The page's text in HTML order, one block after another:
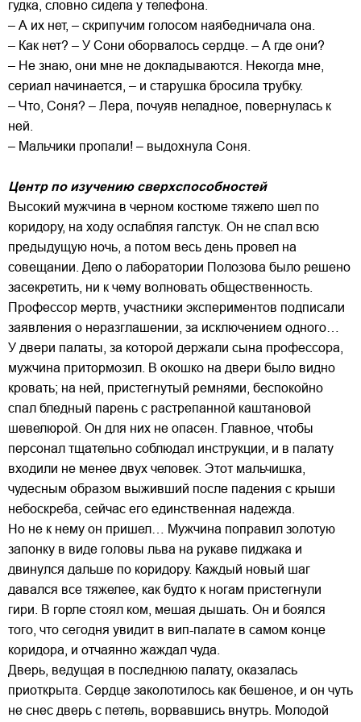
гудка, словно сидела у телефона.
– А их нет, – скрипучим голосом наябедничала она.
– Как нет? – У Сони оборвалось сердце. – А где они?
– Не знаю, они мне не докладываются. Некогда мне,
сериал начинается, – и старушка бросила трубку.
– Что, Соня? – Лера, почуяв неладное, повернулась к
ней.
– Мальчики пропали! – выдохнула Соня.
Центр по изучению сверхспособностей
Высокий мужчина в черном костюме тяжело шел по
коридору, на ходу ослабляя галстук. Он не спал всю
предыдущую ночь, а потом весь день провел на
совещании. Дело о лаборатории Полозова было решено
засекретить, ни к чему волновать общественность.
Профессор мертв, участники экспериментов подписали
заявления о неразглашении, за исключением одного…
У двери палаты, за которой держали сына профессора,
мужчина притормозил. В окошко на двери было видно
кровать; на ней, пристегнутый ремнями, беспокойно
спал бледный парень с растрепанной каштановой
шевелюрой. Он для них не опасен. Главное, чтобы
персонал тщательно соблюдал инструкции, и в палату
входили не менее двух человек. Этот мальчишка,
чудесным образом выживший после падения с крыши
небоскреба, сейчас его единственная надежда.
Но не к нему он пришел… Мужчина поправил золотую
запонку в виде головы льва на рукаве пиджака и
двинулся дальше по коридору. Каждый новый шаг
давался все тяжелее, как будто к ногам пристегнули
гири. В горле стоял ком, мешая дышать. Он и боялся
того, что сегодня увидит в вип-палате в самом конце
коридора, и отчаянно жаждал чуда.
Дверь, ведущая в последнюю палату, оказалась
приоткрыта. Сердце заколотилось как бешеное, и он чуть
не снес дверь с петель, ворвавшись внутрь. Молодой